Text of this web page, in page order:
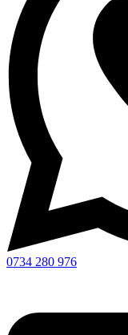
0734 280 976